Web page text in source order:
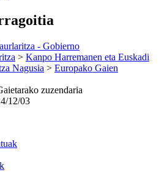
- Gobierno
> Kanpo Harremanen eta Euskadi
Nagusia > Europako Gaien
zuzendaria
12/03